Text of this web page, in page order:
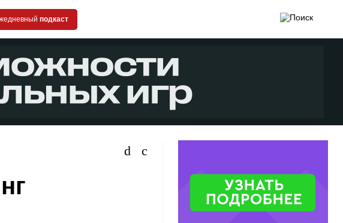
подкаст